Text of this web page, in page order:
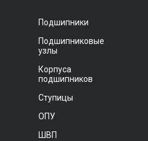
Подшипники
Подшипниковые
узлы
Корпуса
подшипников
Ступицы
ОПУ
ШВП